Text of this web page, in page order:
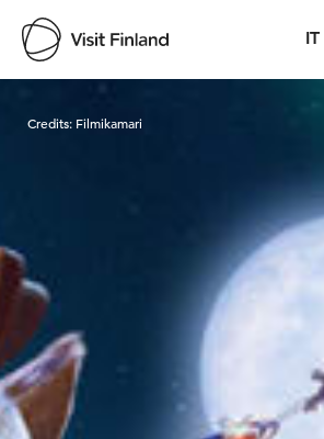
IT
Credits: Filmikamari